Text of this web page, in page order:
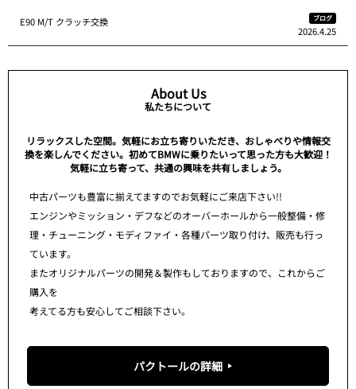
E90 M/T クラッチ交換 ブログ
2026.4.25
About Us
私たちについて
リラックスした空間。気軽にお立ち寄りいただき、おしゃべりや情報交
換を楽しんでください。初めてBMWに乗りたいって思った方も大歓迎！
気軽に立ち寄って、共通の興味を共有しましょう。
中古パーツも豊富に揃えてますのでお気軽にご来店下さい!!
エンジンやミッション・デフなどのオーバーホールから一般整備・修
理・チューニング・モディファイ・各種パーツ取り付け、販売も行っ
ています。
またオリジナルパーツの開発＆製作もしておりますので、これからご
購入を
考えてる方も安心してご相談下さい。
パクトールの詳細